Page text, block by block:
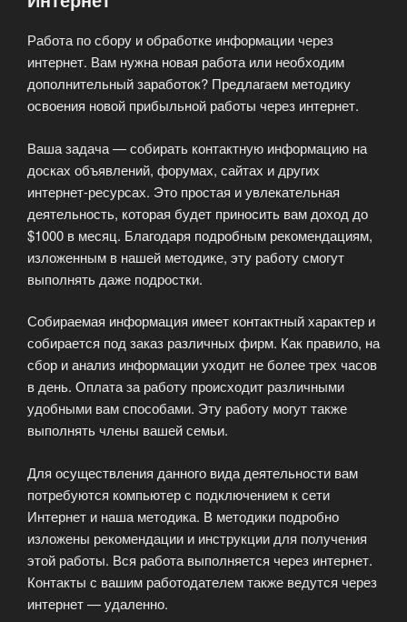
Работа по сбору и обработке информации через
интернет. Вам нужна новая работа или необходим
дополнительный заработок? Предлагаем методику
освоения новой прибыльной работы через интернет.
Ваша задача — собирать контактную информацию на
досках объявлений, форумах, сайтах и других
интернет-ресурсах. Это простая и увлекательная
деятельность, которая будет приносить вам доход до
$1000 в месяц. Благодаря подробным рекомендациям,
изложенным в нашей методике, эту работу смогут
выполнять даже подростки.
Собираемая информация имеет контактный характер и
собирается под заказ различных фирм. Как правило, на
сбор и анализ информации уходит не более трех часов
в день. Оплата за работу происходит различными
удобными вам способами. Эту работу могут также
выполнять члены вашей семьи.
Для осуществления данного вида деятельности вам
потребуются компьютер с подключением к сети
Интернет и наша методика. В методики подробно
изложены рекомендации и инструкции для получения
этой работы. Вся работа выполняется через интернет.
Контакты с вашим работодателем также ведутся через
интернет — удаленно.